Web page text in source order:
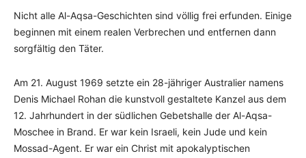
Nicht alle Al-Aqsa-Geschichten sind völlig frei erfunden. Einige
beginnen mit einem realen Verbrechen und entfernen dann
sorgfältig den Täter.
Am 21. August 1969 setzte ein 28-jähriger Australier namens
Denis Michael Rohan die kunstvoll gestaltete Kanzel aus dem
12. Jahrhundert in der südlichen Gebetshalle der Al-Aqsa-
Moschee in Brand. Er war kein Israeli, kein Jude und kein
Mossad-Agent. Er war ein Christ mit apokalyptischen